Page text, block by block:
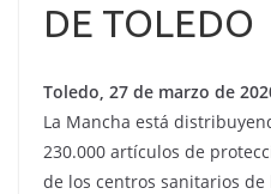
DE TOLEDO
Toledo, 27 de marzo de
La Mancha está
230.000 artículos de
de los centros sanitarios